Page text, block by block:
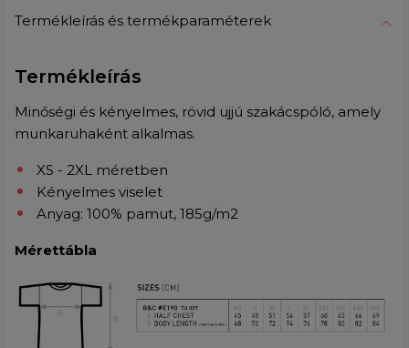
Termékleírás és termékparaméterek
Termékleírás
Minőségi és kényelmes, rövid ujjú szakácspóló, amely
munkaruhaként alkalmas.
XS - 2XL méretben
Kényelmes viselet
Anyag: 100% pamut, 185g/m2
Mérettábla